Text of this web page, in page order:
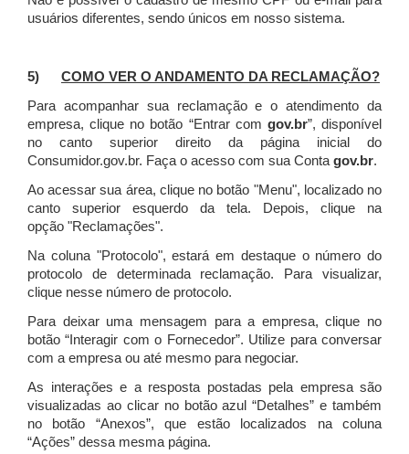
usuários diferentes, sendo únicos em nosso sistema.
5) COMO VER O ANDAMENTO DA RECLAMAÇÃO?
Para acompanhar sua reclamação e o atendimento da
empresa, clique no botão “Entrar com gov.br”, disponível
no canto superior direito da página inicial do
Consumidor.gov.br. Faça o acesso com sua Contagov.br.
Ao acessar sua área, clique no botão "Menu", localizado no
canto superior esquerdo da tela. Depois, clique na
opção "Reclamações".
Na coluna "Protocolo", estará em destaque o número do
protocolo de determinada reclamação. Para visualizar,
clique nesse número de protocolo.
Para deixar uma mensagem para a empresa, clique no
botão “Interagir com o Fornecedor”. Utilize para conversar
com a empresa ou até mesmo para negociar.
As interações e a resposta postadas pela empresa são
visualizadas ao clicar no botão azul “Detalhes” e também
no botão “Anexos”, que estão localizados na coluna
“Ações” dessa mesma página.